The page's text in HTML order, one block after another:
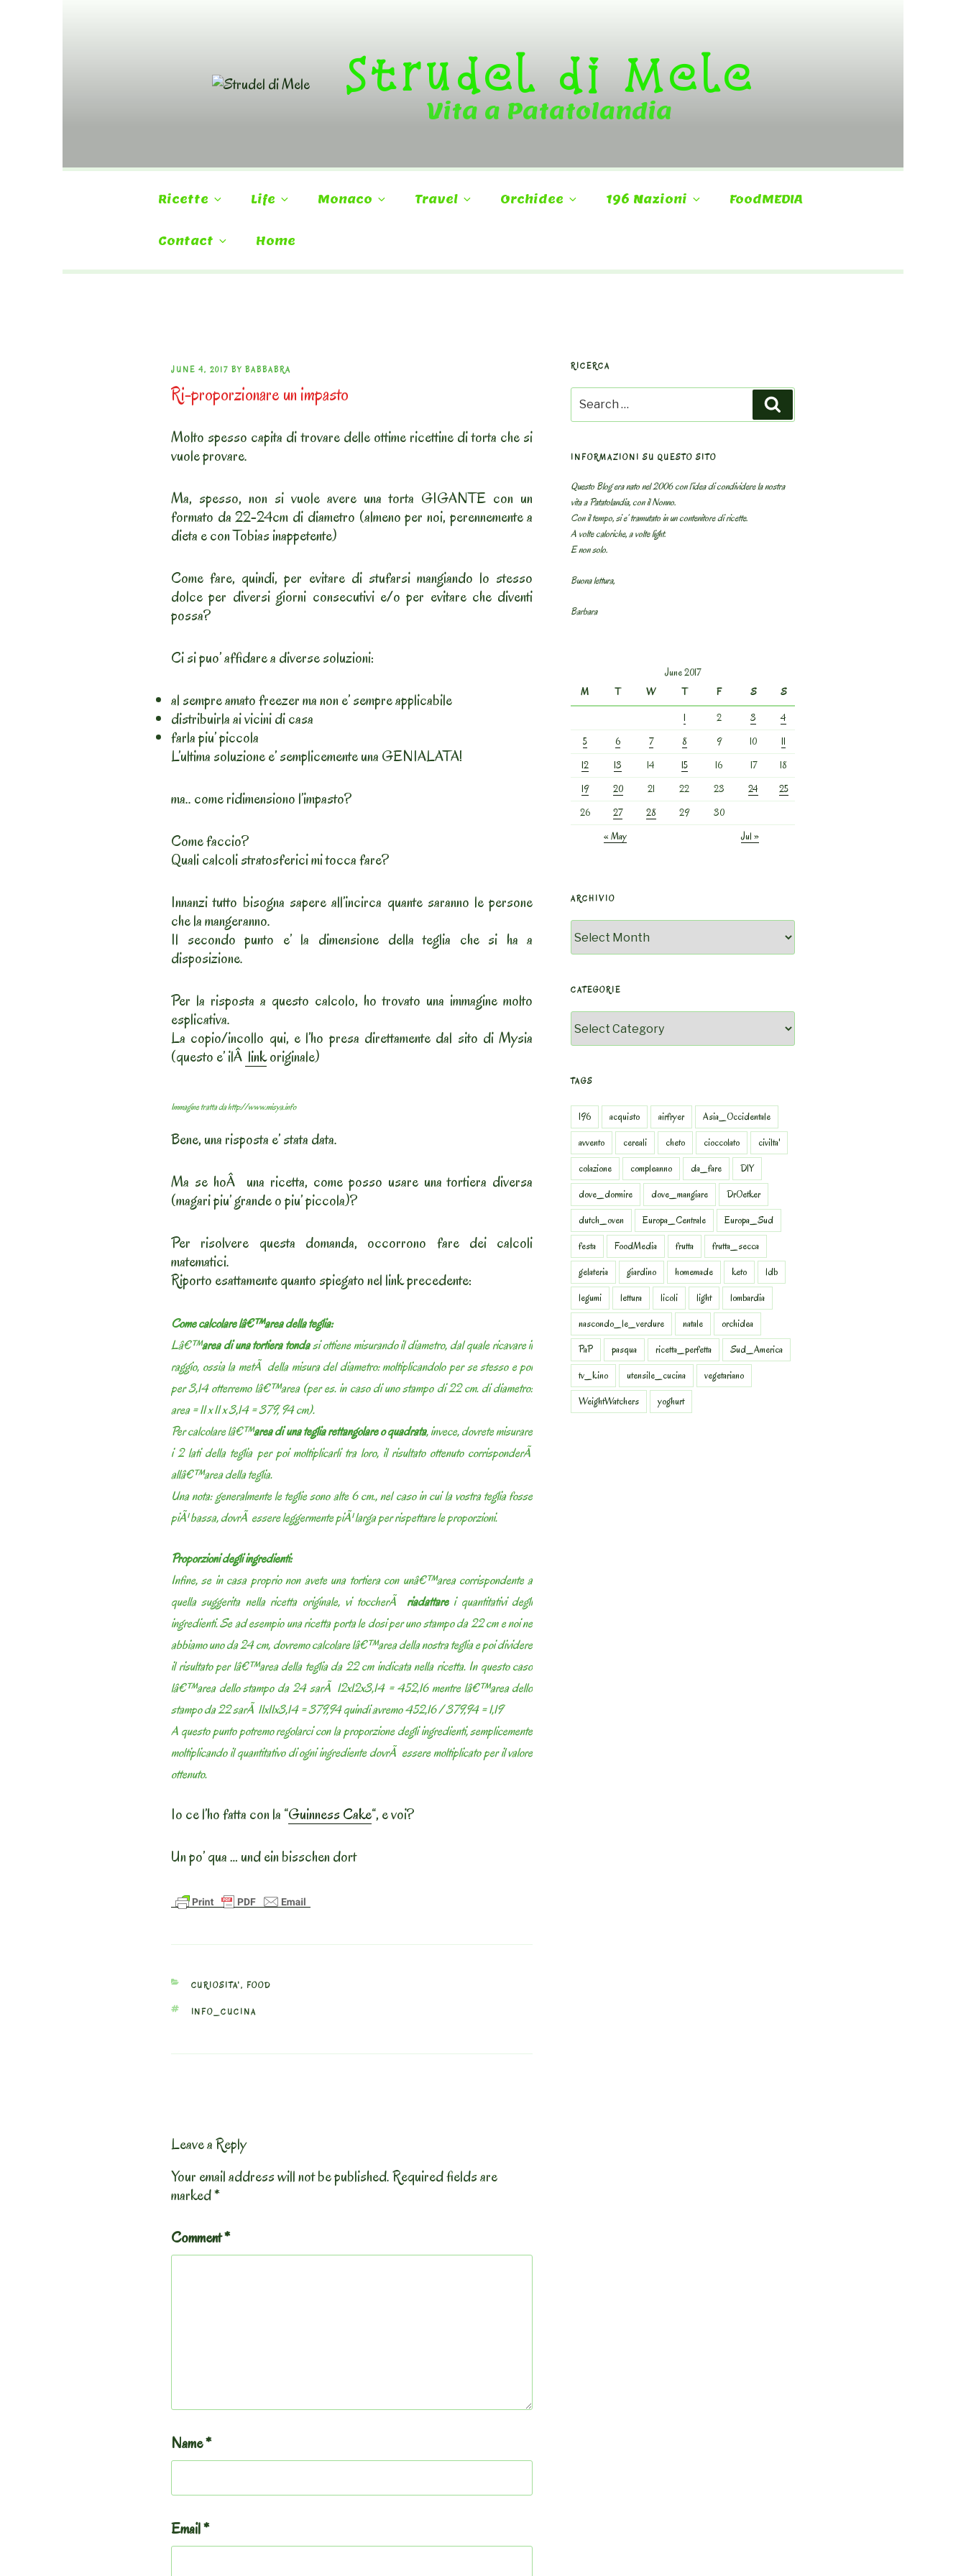
Strudel di Mele
Vita a Patatolandia
Ricette Life Monaco Travel Orchidee 196 Nazioni FoodMEDIA
Contact Home
POSTED
ON
JUNE 4, 2017 BY BABBABRA
Ri-proporzionare un impasto
Molto spesso capita di trovare delle ottime ricettine di torta che si
vuole provare.
Ma, spesso, non si vuole avere una torta GIGANTE con un
formato da 22-24cm di diametro (almeno per noi, perennemente a
dieta e con Tobias inappetente)
Come fare, quindi, per evitare di stufarsi mangiando lo stesso
dolce per diversi giorni consecutivi e/o per evitare che diventi
possa?
Ci si puo’ affidare a diverse soluzioni:
al sempre amato freezer ma non e’ sempre applicabile
distribuirla ai vicini di casa
farla piu’ piccola
L’ultima soluzione e’ semplicemente una GENIALATA!
ma.. come ridimensiono l’impasto?
Come faccio?
Quali calcoli stratosferici mi tocca fare?
Innanzi tutto bisogna sapere all’incirca quante saranno le persone
che la mangeranno.
Il secondo punto e’ la dimensione della teglia che si ha a
disposizione.
Per la risposta a questo calcolo, ho trovato una immagine molto
esplicativa.
La copio/incollo qui, e l’ho presa direttamente dal sito di Mysia
(questo e’ ilÂ linkoriginale)
Immagine tratta da http://www.misya.info
Bene, una risposta e’ stata data.
Ma se hoÂ una ricetta, come posso usare una tortiera diversa
(magari piu’ grande o piu’ piccola)?
Per risolvere questa domanda, occorrono fare dei calcoli
matematici.
Riporto esattamente quanto spiegato nel link precedente:
Come calcolare lâ€™area della teglia:
Lâ€™area di una tortiera tondasi ottiene misurando il diametro, dal quale ricavare il
raggio, ossia la metÃ della misura del diametro: moltiplicandolo per se stesso e poi
per 3,14 otterremo lâ€™area (per es. in caso di uno stampo di 22 cm. di diametro:
area = 11 x 11 x 3,14 = 379, 94 cm).
Per calcolare lâ€™area di una teglia rettangolare o quadrata, invece, dovrete misurare
i 2 lati della teglia per poi moltiplicarli tra loro, il risultato ottenuto corrisponderÃ
allâ€™area della teglia.
Una nota: generalmente le teglie sono alte 6 cm., nel caso in cui la vostra teglia fosse
piÃ¹ bassa, dovrÃ essere leggermente piÃ¹ larga per rispettare le proporzioni.
Proporzioni degli ingredienti:
Infine, se in casa proprio non avete una tortiera con unâ€™area corrispondente a
quella suggerita nella ricetta originale, vi toccherÃ riadattarei quantitativi degli
ingredienti. Se ad esempio una ricetta porta le dosi per uno stampo da 22 cm e noi ne
abbiamo uno da 24 cm, dovremo calcolare lâ€™area della nostra teglia e poi dividere
il risultato per lâ€™area della teglia da 22 cm indicata nella ricetta. In questo caso
lâ€™area dello stampo da 24 sarÃ 12x12x3,14 = 452,16 mentre lâ€™area dello
stampo da 22 sarÃ 11x11x3,14 = 379,94 quindi avremo 452,16 / 379,94 = 1,19
A questo punto potremo regolarci con la proporzione degli ingredienti, semplicemente
moltiplicando il quantitativo di ogni ingrediente dovrÃ essere moltiplicato per il valore
ottenuto.
Io ce l’ho fatta con la “Guinness Cake“, e voi?
Un po’ qua … und ein bisschen dort
CATEGORIES
CURIOSITA', FOOD
TAGS
INFO_CUCINA
Leave a Reply
Your email address will not be published.Required fields are
marked*
Comment*
Name*
Email*
RICERCA
for:
INFORMAZIONI SU QUESTO SITO
Questo Blog era nato nel 2006 con l’idea di condividere la nostra
vita a Patatolandia, con il Nonno.
Con il tempo, si e’ tramutato in un contenitore di ricette.
A volte caloriche, a volte light.
E non solo.
Buona lettura,
Barbara
June 2017
M
T W T F S
S
1
2 3
4
5
6 7 8 9 10
11
12
13 14 15 16 17
18
19
20 21 22 23 24
25
26
27 28 29
30
« May
Jul »
ARCHIVIO
CATEGORIE
TAGS
196 acquisto airfryer
Asia_Occidentale
avvento
cereali cheto cioccolato
civilta'
colazione
compleanno da_fare
DIY
dove_dormire
dove_mangiare
DrOetker
dutch_oven
Europa_Centrale
Europa_Sud
festa
FoodMedia frutta
frutta_secca
gelateria
giardino homemade keto
ldb
legumi
lettura licoli light
lombardia
nascondo_le_verdure
natale
orchidea
PaP
pasqua ricetta_perfetta
Sud_America
tv_kino
utensile_cucina
vegetariano
WeightWatchers
yoghurt